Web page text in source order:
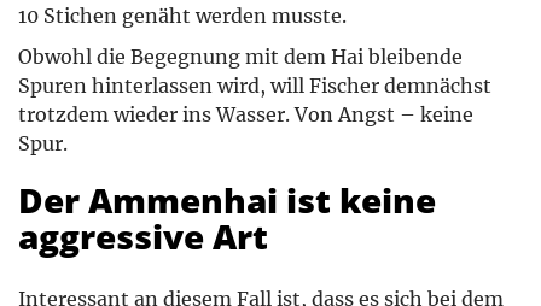
10 Stichen genäht werden musste.
Obwohl die Begegnung mit dem Hai bleibende
Spuren hinterlassen wird, will Fischer demnächst
trotzdem wieder ins Wasser. Von Angst – keine
Spur.
Der Ammenhai ist keine
aggressive Art
Interessant an diesem Fall ist, dass es sich bei dem